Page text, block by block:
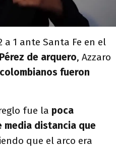
1 ante Santa Fe en el
de arquero, Azzaro
fueron
fue la poca
media distancia que
que el arco era